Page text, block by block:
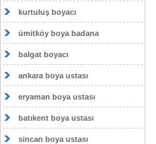
kurtuluş boyacı
ümitköy boya badana
balgat boyacı
ankara boya ustası
eryaman boya ustası
batıkent boya ustası
sincan boya ustası